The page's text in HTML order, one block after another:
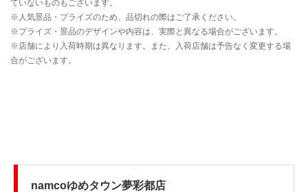
namcoゆめタウン夢彩都店